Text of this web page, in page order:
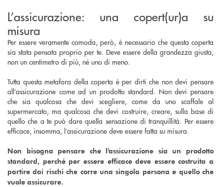
L’assicurazione: una copert(ur)a su
misura
Per essere veramente comoda, però, è necessario che questa coperta
sia stata pensata proprio per te. Deve essere della grandezza giusta,
non un centimetro di più, né uno di meno.
Tutta questa metafora della coperta è per dirti che non devi pensare
all’assicurazione come ad un prodotto standard. Non devi pensare
che sia qualcosa che devi scegliere, come da uno scaffale al
supermercato, ma qualcosa che devi costruire, creare, sulla base di
quello che a te può dare quella sensazione di tranquillità. Per essere
efficace, insomma, l’assicurazione deve essere fatta su misura.
Non bisogna pensare che l’assicurazione sia un prodotto
standard, perché per essere efficace deve essere costruita a
partire dai rischi che corre una singola persona e quello che
vuole assicurare.